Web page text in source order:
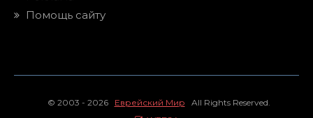
Помощь сайту
© 2003 - 2026 Еврейский Мир All Rights Reserved.